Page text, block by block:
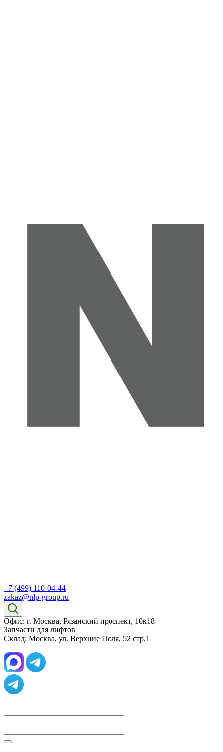
+7 (499) 110-04-44
zakaz@nlp-group.ru
Офис: г. Москва, Рязанский проспект, 10к18
Запчасти для лифтов
Склад: Москва, ул. Верхние Поля, 52 стр.1